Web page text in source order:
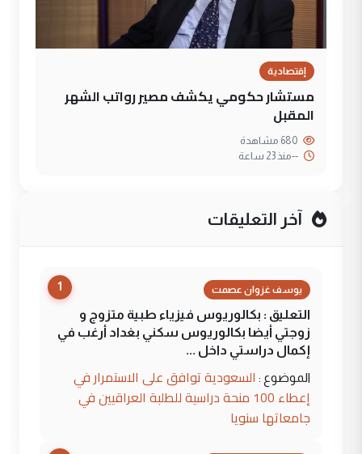
إقتصادية
مستشار حكومي يكشف مصير رواتب الشهر
المقبل
--منذ 23 ساعة
آخر التعليقات
1 يوسف غزوان عصمت
التعليق : بكالوريوس فيزياء طبية متزوج و
زوجتي أيضا بكالوريوس سكني بغداد أرغب في
إكمال دراستي داخل ...
الموضوع : السعودية توافق على الاستمرار في
إعطاء 100 منحة دراسية للطلبة العراقيين في
جامعاتها سنويا